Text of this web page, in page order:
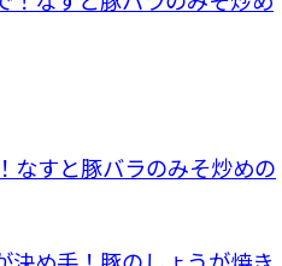
なすと豚バラのみそ炒めの